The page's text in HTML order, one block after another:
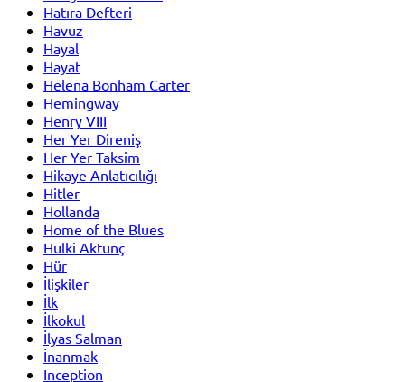
Hatıra Defteri
Havuz
Hayal
Hayat
Helena Bonham Carter
Hemingway
Henry VIII
Her Yer Direniş
Her Yer Taksim
Hikaye Anlatıcılığı
Hitler
Hollanda
Home of the Blues
Hulki Aktunç
Hür
İlişkiler
İlk
İlkokul
İlyas Salman
İnanmak
Inception